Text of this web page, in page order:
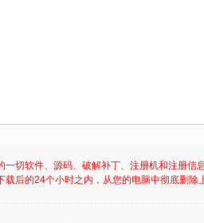
一切软件、源码、破解补丁、注册机和注册
载后的24个小时之内，从您的电脑中彻底删